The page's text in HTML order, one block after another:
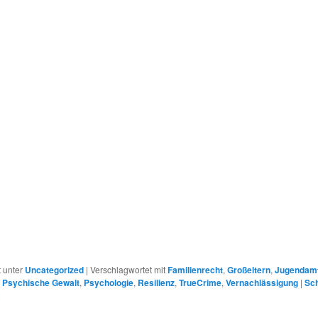
unter Uncategorized |Verschlagwortet mit Familienrecht,Großeltern,
Psychische Gewalt, Psychologie, Resilienz,TrueCrime,Vernachlässigung |